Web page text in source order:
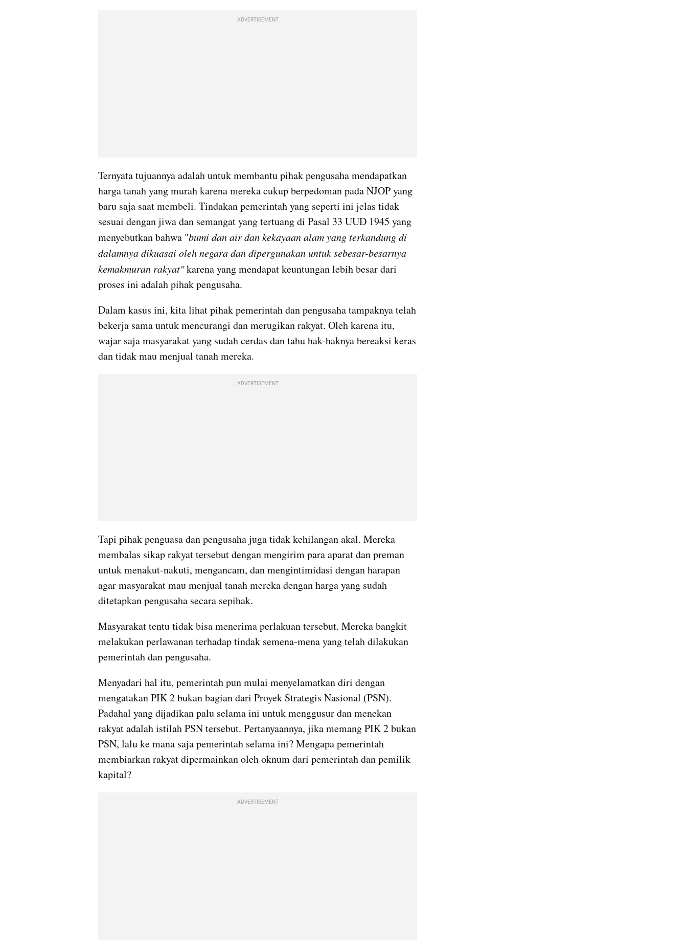
ADVERTISEMENT
Ternyata tujuannya adalah untuk membantu pihak pengusaha mendapatkan
harga tanah yang murah karena mereka cukup berpedoman pada NJOP yang
baru saja saat membeli. Tindakan pemerintah yang seperti ini jelas tidak
sesuai dengan jiwa dan semangat yang tertuang di Pasal 33 UUD 1945 yang
menyebutkan bahwa "bumi dan air dan kekayaan alam yang terkandung di
dalamnya dikuasai oleh negara dan dipergunakan untuk sebesar-besarnya
kemakmuran rakyat" karena yang mendapat keuntungan lebih besar dari
proses ini adalah pihak pengusaha.
Dalam kasus ini, kita lihat pihak pemerintah dan pengusaha tampaknya telah
bekerja sama untuk mencurangi dan merugikan rakyat. Oleh karena itu,
wajar saja masyarakat yang sudah cerdas dan tahu hak-haknya bereaksi keras
dan tidak mau menjual tanah mereka.
ADVERTISEMENT
Tapi pihak penguasa dan pengusaha juga tidak kehilangan akal. Mereka
membalas sikap rakyat tersebut dengan mengirim para aparat dan preman
untuk menakut-nakuti, mengancam, dan mengintimidasi dengan harapan
agar masyarakat mau menjual tanah mereka dengan harga yang sudah
ditetapkan pengusaha secara sepihak.
Masyarakat tentu tidak bisa menerima perlakuan tersebut. Mereka bangkit
melakukan perlawanan terhadap tindak semena-mena yang telah dilakukan
pemerintah dan pengusaha.
Menyadari hal itu, pemerintah pun mulai menyelamatkan diri dengan
mengatakan PIK 2 bukan bagian dari Proyek Strategis Nasional (PSN).
Padahal yang dijadikan palu selama ini untuk menggusur dan menekan
rakyat adalah istilah PSN tersebut. Pertanyaannya, jika memang PIK 2 bukan
PSN, lalu ke mana saja pemerintah selama ini? Mengapa pemerintah
membiarkan rakyat dipermainkan oleh oknum dari pemerintah dan pemilik
kapital?
ADVERTISEMENT